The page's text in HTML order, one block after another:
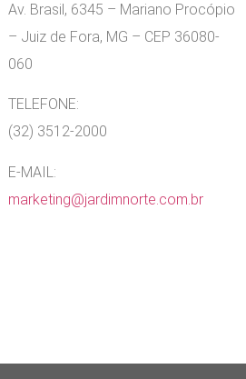
Av. Brasil, 6345 – Mariano Procópio
– Juiz de Fora, MG – CEP 36080-
060
TELEFONE:
(32) 3512-2000
E-MAIL:
marketing@jardimnorte.com.br